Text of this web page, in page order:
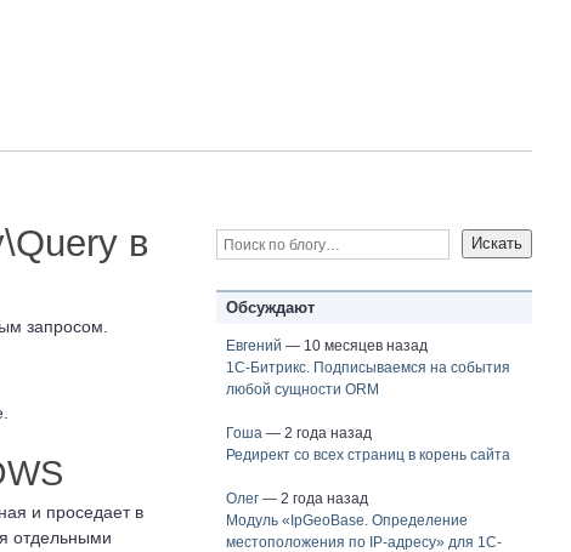
в
запросом.
и проседает в
отдельными
Обсуждают
Евгений — 10 месяцев назад
1С-Битрикс. Подписываемся на события
любой сущности ORM
Гоша — 2 года назад
Редирект со всех страниц в корень сайта
Олег — 2 года назад
Модуль «IpGeoBase. Определение
местоположения по IP-адресу» для 1C-